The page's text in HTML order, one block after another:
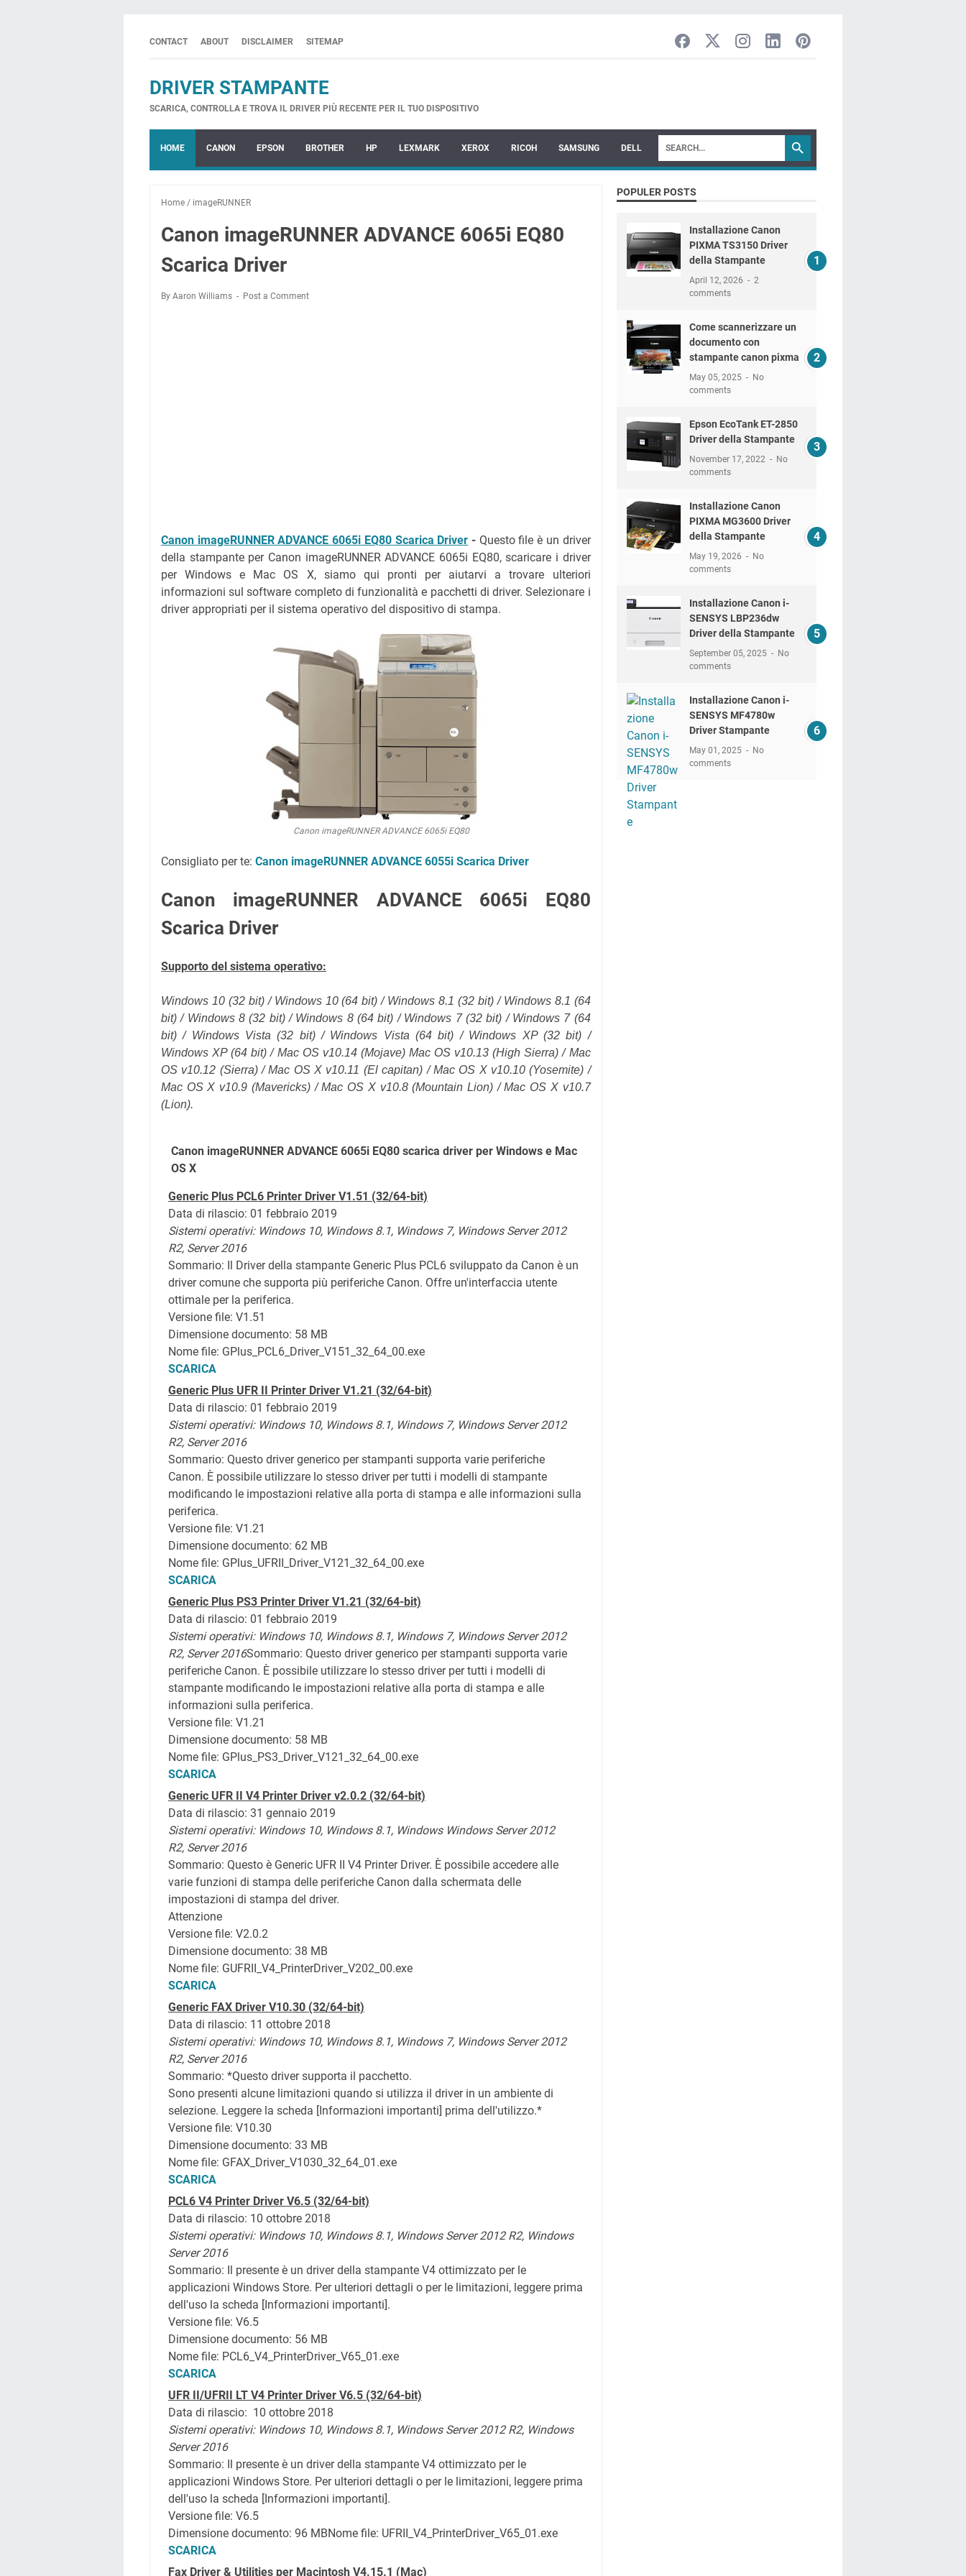
CONTACT ABOUT DISCLAIMER SITEMAP
DRIVER STAMPANTE
SCARICA, CONTROLLA E TROVA IL DRIVER PIÙ RECENTE PER IL TUO DISPOSITIVO
HOME CANON EPSON BROTHER HP LEXMARK XEROX RICOH SAMSUNG DELL
Home / imageRUNNER
Canon imageRUNNER ADVANCE 6065i EQ80
Scarica Driver
By Aaron Williams Post a Comment
Canon imageRUNNER ADVANCE 6065i EQ80 Scarica Driver - Questo file è un driver
della stampante per Canon imageRUNNER ADVANCE 6065i EQ80, scaricare i driver
per Windows e Mac OS X, siamo qui pronti per aiutarvi a trovare ulteriori
informazioni sul software completo di funzionalità e pacchetti di driver. Selezionare i
driver appropriati per il sistema operativo del dispositivo di stampa.
Canon imageRUNNER ADVANCE 6065i EQ80
Consigliato per te: Canon imageRUNNER ADVANCE 6055i Scarica Driver
Canon imageRUNNER ADVANCE 6065i EQ80
Scarica Driver
Supporto del sistema operativo:
Windows 10 (32 bit) / Windows 10 (64 bit) / Windows 8.1 (32 bit) / Windows 8.1 (64
bit) / Windows 8 (32 bit) / Windows 8 (64 bit) / Windows 7 (32 bit) / Windows 7 (64
bit) / Windows Vista (32 bit) / Windows Vista (64 bit) / Windows XP (32 bit) /
Windows XP (64 bit) / Mac OS v10.14 (Mojave)Mac OS v10.13 (High Sierra) / Mac
OS v10.12 (Sierra)/ Mac OS X v10.11 (El capitan)/ Mac OS X v10.10 (Yosemite) /
Mac OS X v10.9 (Mavericks) / Mac OS X v10.8 (Mountain Lion) / Mac OS X v10.7
(Lion).
Canon imageRUNNER ADVANCE 6065i EQ80 scarica driver per Windows e Mac
OS X
Generic Plus PCL6 Printer Driver V1.51 (32/64-bit)
Data di rilascio: 01 febbraio 2019
Sistemi operativi: Windows 10, Windows 8.1, Windows 7, Windows Server 2012
R2, Server 2016
Sommario: Il Driver della stampante Generic Plus PCL6 sviluppato da Canon è un
driver comune che supporta più periferiche Canon. Offre un'interfaccia utente
ottimale per la periferica.
Versione file: V1.51
Dimensione documento: 58 MB
Nome file: GPlus_PCL6_Driver_V151_32_64_00.exe
SCARICA
Generic Plus UFR II Printer Driver V1.21 (32/64-bit)
Data di rilascio: 01 febbraio 2019
Sistemi operativi: Windows 10, Windows 8.1, Windows 7, Windows Server 2012
R2, Server 2016
Sommario: Questo driver generico per stampanti supporta varie periferiche
Canon. È possibile utilizzare lo stesso driver per tutti i modelli di stampante
modificando le impostazioni relative alla porta di stampa e alle informazioni sulla
periferica.
Versione file: V1.21
Dimensione documento: 62 MB
Nome file: GPlus_UFRII_Driver_V121_32_64_00.exe
SCARICA
Generic Plus PS3 Printer Driver V1.21 (32/64-bit)
Data di rilascio: 01 febbraio 2019
Sistemi operativi: Windows 10, Windows 8.1, Windows 7, Windows Server 2012
R2, Server 2016Sommario: Questo driver generico per stampanti supporta varie
periferiche Canon. È possibile utilizzare lo stesso driver per tutti i modelli di
stampante modificando le impostazioni relative alla porta di stampa e alle
informazioni sulla periferica.
Versione file: V1.21
Dimensione documento: 58 MB
Nome file: GPlus_PS3_Driver_V121_32_64_00.exe
SCARICA
Generic UFR II V4 Printer Driver v2.0.2 (32/64-bit)
Data di rilascio: 31 gennaio 2019
Sistemi operativi: Windows 10, Windows 8.1, Windows Windows Server 2012
R2, Server 2016
Sommario: Questo è Generic UFR II V4 Printer Driver. È possibile accedere alle
varie funzioni di stampa delle periferiche Canon dalla schermata delle
impostazioni di stampa del driver.
Attenzione
Versione file: V2.0.2
Dimensione documento: 38 MB
Nome file: GUFRII_V4_PrinterDriver_V202_00.exe
SCARICA
Generic FAX Driver V10.30 (32/64-bit)
Data di rilascio: 11 ottobre 2018
Sistemi operativi: Windows 10, Windows 8.1, Windows 7, Windows Server 2012
R2, Server 2016
Sommario: *Questo driver supporta il pacchetto.
Sono presenti alcune limitazioni quando si utilizza il driver in un ambiente di
selezione. Leggere la scheda [Informazioni importanti] prima dell'utilizzo.*
Versione file: V10.30
Dimensione documento: 33 MB
Nome file: GFAX_Driver_V1030_32_64_01.exe
SCARICA
PCL6 V4 Printer Driver V6.5 (32/64-bit)
Data di rilascio: 10 ottobre 2018
Sistemi operativi: Windows 10, Windows 8.1, Windows Server 2012 R2, Windows
Server 2016
Sommario: Il presente è un driver della stampante V4 ottimizzato per le
applicazioni Windows Store. Per ulteriori dettagli o per le limitazioni, leggere prima
dell'uso la scheda [Informazioni importanti].
Versione file: V6.5
Dimensione documento: 56 MB
Nome file: PCL6_V4_PrinterDriver_V65_01.exe
SCARICA
UFR II/UFRII LT V4 Printer Driver V6.5 (32/64-bit)
Data di rilascio: 10 ottobre 2018
Sistemi operativi: Windows 10, Windows 8.1, Windows Server 2012 R2, Windows
Server 2016
Sommario: Il presente è un driver della stampante V4 ottimizzato per le
applicazioni Windows Store. Per ulteriori dettagli o per le limitazioni, leggere prima
dell'uso la scheda [Informazioni importanti].
Versione file: V6.5
Dimensione documento: 96 MBNome file: UFRII_V4_PrinterDriver_V65_01.exe
SCARICA
Fax Driver & Utilities per Macintosh V4.15.1 (Mac)
POPULER POSTS
Installazione Canon
PIXMA TS3150 Driver
della Stampante
April 12, 2026
2
comments
Come scannerizzare un
documento con
stampante canon pixma
May 05, 2025
No
comments
Epson EcoTank ET-2850
Driver della Stampante
November 17, 2022
No
comments
Installazione Canon
PIXMA MG3600 Driver
della Stampante
May 19, 2026
No
comments
Installazione Canon i-
SENSYS LBP236dw
Driver della Stampante
September 05, 2025
No
comments
Installazione Canon i-
SENSYS MF4780w
Driver Stampante
May 01, 2025
No
comments